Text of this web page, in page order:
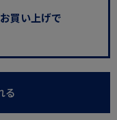
買い上げで
る